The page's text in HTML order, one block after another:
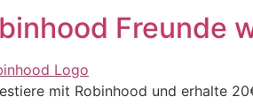
Freunde
mit Robinhood und erhalte